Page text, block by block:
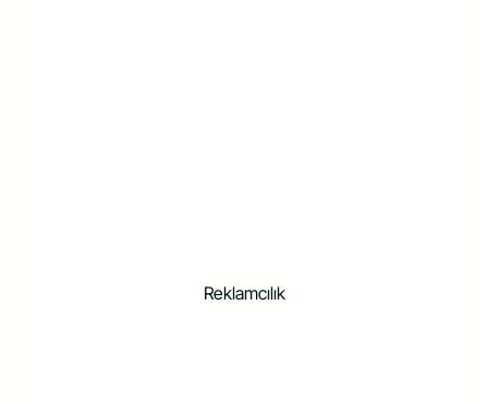
Reklamcılık